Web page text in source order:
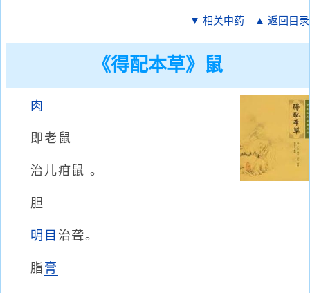
▼ 相关中药 ▲ 返回目录
《得配本草》鼠
肉
即老鼠
治儿疳鼠 。
胆
明目 治聋。
脂 膏